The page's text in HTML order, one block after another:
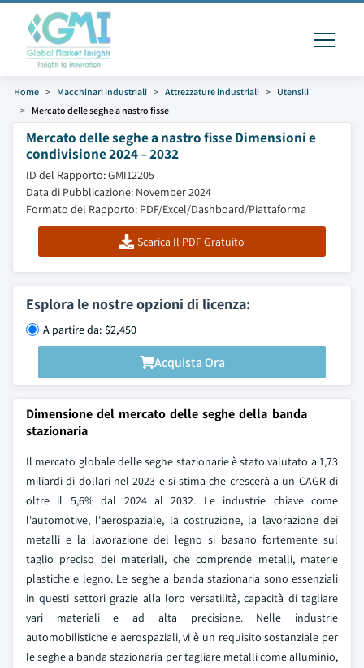
Home Macchinari industriali Attrezzature industriali
Utensili
Mercato delle seghe a nastro fisse
Mercato delle seghe a nastro fisse Dimensioni e
condivisione 2024 – 2032
ID del Rapporto: GMI12205
Data di Pubblicazione: November 2024
Formato del Rapporto: PDF/Excel/Dashboard/Piattaforma
Scarica Il PDF Gratuito
Esplora le nostre opzioni di licenza:
A partire da: $2,450
Acquista Ora
Dimensione del mercato delle seghe della banda
stazionaria
Il mercato globale delle seghe stazionarie è stato valutato a 1,73
miliardi di dollari nel 2023 e si stima che crescerà a un CAGR di
oltre il 5,6% dal 2024 al 2032. Le industrie chiave come
l'automotive, l'aerospaziale, la costruzione, la lavorazione dei
metalli e la lavorazione del legno si basano fortemente sul
taglio preciso dei materiali, che comprende metalli, materie
plastiche e legno. Le seghe a banda stazionaria sono essenziali
in questi settori grazie alla loro versatilità, capacità di tagliare
vari materiali e ad alta precisione. Nelle industrie
automobilistiche e aerospaziali, vi è un requisito sostanziale per
le seghe a banda stazionaria per tagliare metalli come alluminio,